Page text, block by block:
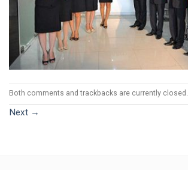
Both comments and trackbacks are currently closed.
Next →